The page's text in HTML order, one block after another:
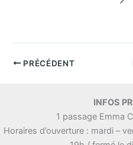
PRÉCÉDENT
INFOS
1 passage Emma
Horaires d’ouverture : mardi –